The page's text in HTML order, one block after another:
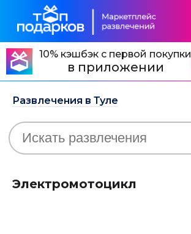
10% кэшбэк с первой покупки
в приложении
Развлечения в Туле
Электромотоцикл